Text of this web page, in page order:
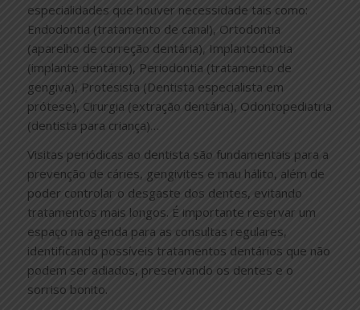
especialidades que houver necessidade tais como:
Endodontia (tratamento de canal), Ortodontia
(aparelho de correção dentária), Implantodontia
(implante dentário), Periodontia (tratamento de
gengiva), Protesista (Dentista especialista em
prótese), Cirurgia (extração dentária), Odontopediatria
(dentista para criança)…
Visitas periódicas ao dentista são fundamentais para a
prevenção de cáries, gengivites e mau hálito, além de
poder controlar o desgaste dos dentes, evitando
tratamentos mais longos. É importante reservar um
espaço na agenda para as consultas regulares,
identificando possíveis tratamentos dentários que não
podem ser adiados, preservando os dentes e o
sorriso bonito.